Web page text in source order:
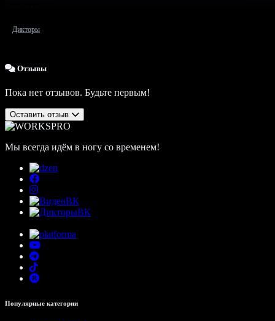
Дикторы
Отзывы
Пока нет отзывов. Будьте первым!
Оставить отзыв
Мы всегда идём в ногу со временем!
Популярные категории